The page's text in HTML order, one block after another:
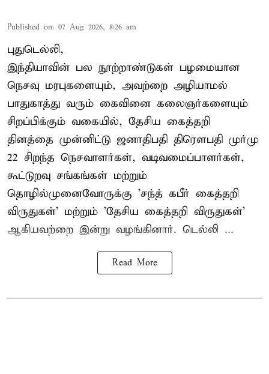
Published on: 07 Aug 2026, 8:26 am
புதுடெல்லி,
இந்தியாவின் பல நூற்றாண்டுகள் பழமையான
நெசவு மரபுகளையும், அவற்றை அழியாமல்
பாதுகாத்து வரும் கைவினை கலைஞர்களையும்
சிறப்பிக்கும் வகையில், தேசிய கைத்தறி
தினத்தை முன்னிட்டு ஜனாதிபதி திரௌபதி முர்மு
22 சிறந்த நெசவாளர்கள், வடிவமைப்பாளர்கள்,
கூட்டுறவு சங்கங்கள் மற்றும்
தொழில்முனைவோருக்கு 'சந்த் கபீர் கைத்தறி
விருதுகள்' மற்றும் 'தேசிய கைத்தறி விருதுகள்'
ஆகியவற்றை இன்று வழங்கினார். டெல்லி ...
Read More